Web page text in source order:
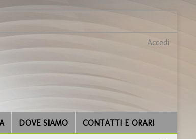
Accedi
DOVE SIAMO CONTATTI E ORARI